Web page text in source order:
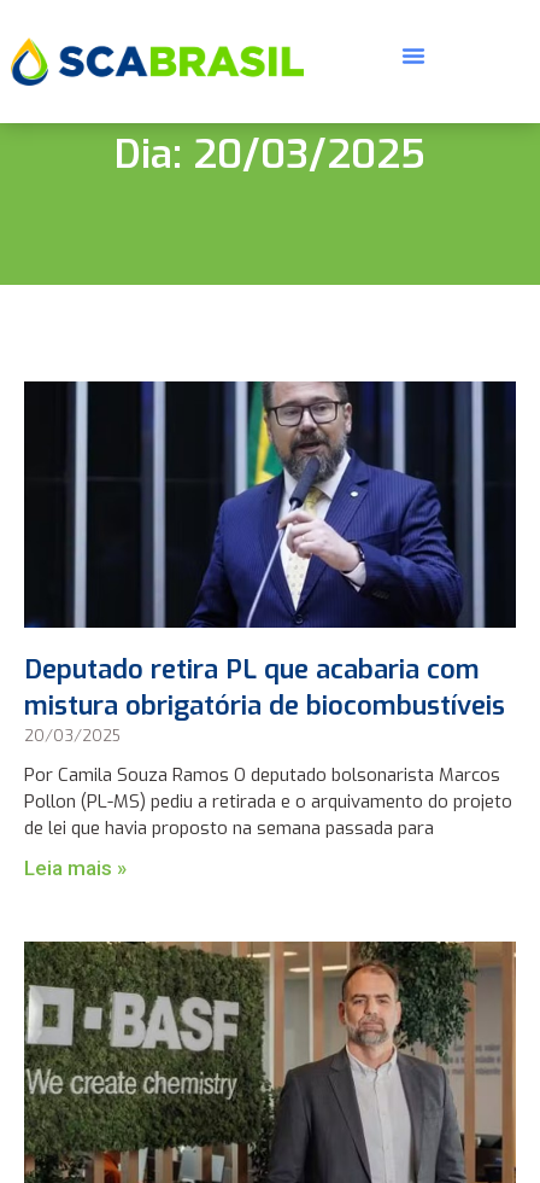
Dia: 20/03/2025
Deputado retira PL que acabaria com
mistura obrigatória de biocombustíveis
20/03/2025
Por Camila Souza Ramos O deputado bolsonarista Marcos
Pollon (PL-MS) pediu a retirada e o arquivamento do projeto
de lei que havia proposto na semana passada para
Leia mais »